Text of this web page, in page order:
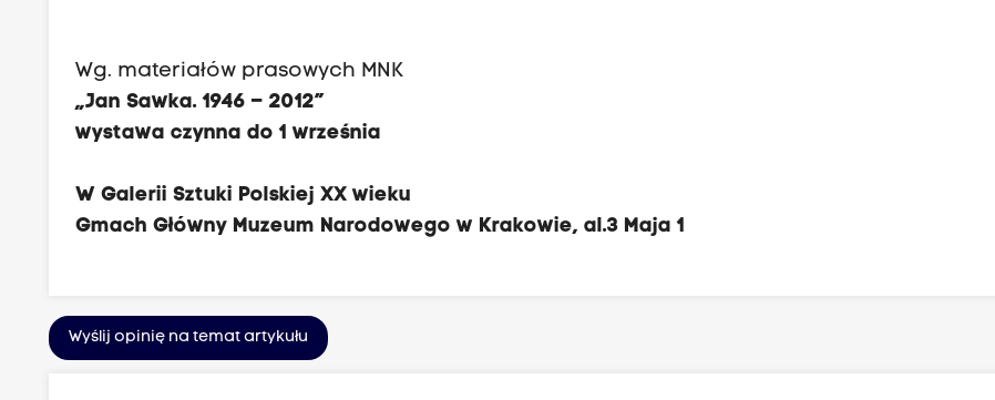
Wg. materiałów prasowych MNK
„Jan Sawka. 1946 – 2012”
wystawa czynna do 1 września
W Galerii Sztuki Polskiej XX wieku
Gmach Główny Muzeum Narodowego w Krakowie, al.3 Maja 1
Wyślij opinię na temat artykułu